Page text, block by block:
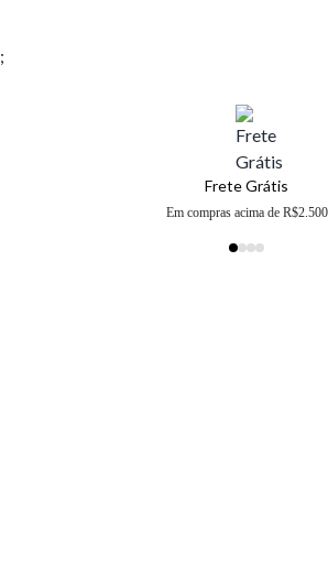
;
Frete Grátis
Em compras acima de R$2.500